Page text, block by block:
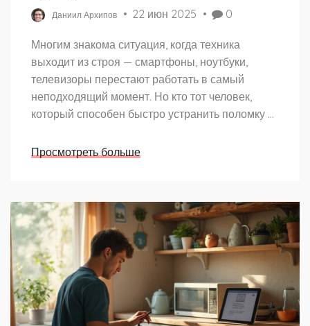
Даниил Архипов 22 июн 2025 0
Многим знакома ситуация, когда техника
выходит из строя — смартфоны, ноутбуки,
телевизоры перестают работать в самый
неподходящий момент. Но кто тот человек,
который способен быстро устранить поломку и
разбираемся, как на самом деле называется
знать при выборе такого мастера. Расскажем
тонкости профессии и подскажем, как найти
надёжного профессионала.
Просмотреть больше